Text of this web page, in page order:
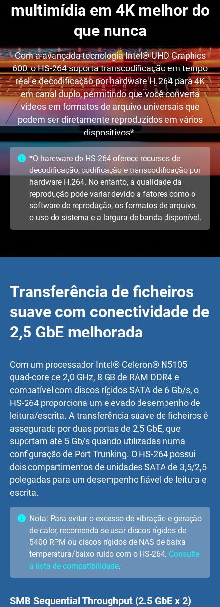
multimídia em 4K melhor do
que nunca
Com a avançada tecnologia Intel® UHD Graphics
600, o HS-264 suporta transcodificação em tempo
real e decodificação por hardware H.264 para 4K
em canal duplo, permitindo que você converta
vídeos em formatos de arquivo universais que
podem ser diretamente reproduzidos em vários
dispositivos*.
*O hardware do HS-264 oferece recursos de
decodificação, codificação e transcodificação por
hardware H.264. No entanto, a qualidade da
reprodução pode variar devido a fatores como o
software de reprodução, os formatos de arquivo,
o uso do sistema e a largura de banda disponível.
Transferência de ficheiros
suave com conectividade de
2,5 GbE melhorada
Com um processador Intel® Celeron® N5105
quad-core de 2,0 GHz, 8 GB de RAM DDR4 e
compatível com discos rígidos SATA de 6 Gb/s, o
HS-264 proporciona um elevado desempenho de
leitura/escrita. A transferência suave de ficheiros é
assegurada por duas portas de 2,5 GbE, que
suportam até 5 Gb/s quando utilizadas numa
configuração de Port Trunking. O HS-264 possui
dois compartimentos de unidades SATA de 3,5/2,5
polegadas para um desempenho fiável de leitura e
escrita.
Nota: Para evitar o excesso de vibração e geração
de calor, recomenda-se usar discos rígidos de
5400 RPM ou discos rígidos de NAS de baixa
temperatura/baixo ruído com o HS-264. Consulte
a lista de compatibilidade.
SMB Sequential Throughput (2.5 GbE x 2)